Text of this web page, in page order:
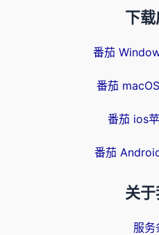
下
番茄
番茄
番茄 ios
番茄
关于
服务